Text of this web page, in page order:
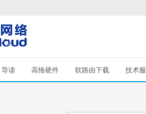
导读 高恪硬件 软路由下载 技术